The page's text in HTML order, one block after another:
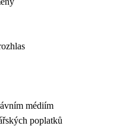
médiím
poplatků